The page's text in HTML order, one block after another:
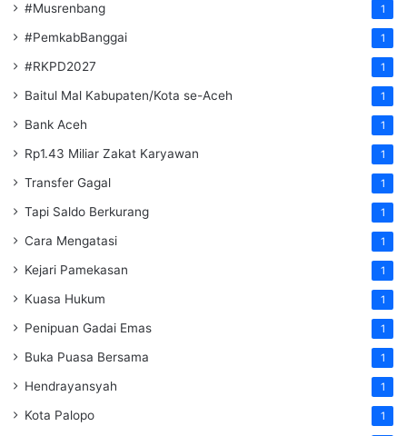
#Musrenbang 1
#PemkabBanggai 1
#RKPD2027 1
Baitul Mal Kabupaten/Kota se-Aceh 1
Bank Aceh 1
Rp1.43 Miliar Zakat Karyawan 1
Transfer Gagal 1
Tapi Saldo Berkurang 1
Cara Mengatasi 1
Kejari Pamekasan 1
Kuasa Hukum 1
Penipuan Gadai Emas 1
Buka Puasa Bersama 1
Hendrayansyah 1
Kota Palopo 1